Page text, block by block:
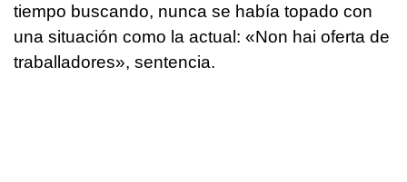
tiempo buscando, nunca se había topado con
una situación como la actual: «Non hai oferta de
traballadores», sentencia.